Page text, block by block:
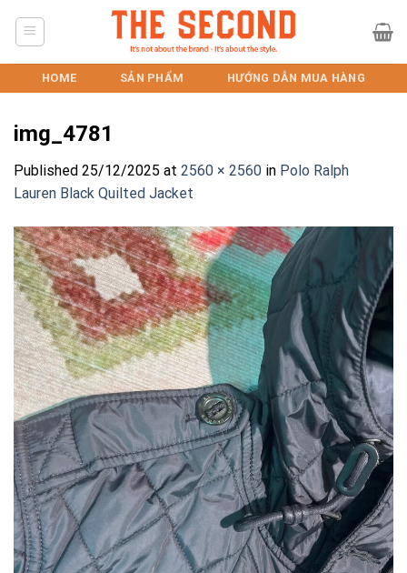
HOME SẢN PHẨM HƯỚNG DẪN MUA HÀNG
img_4781
Published 25/12/2025 at 2560 × 2560 in Polo Ralph
Lauren Black Quilted Jacket